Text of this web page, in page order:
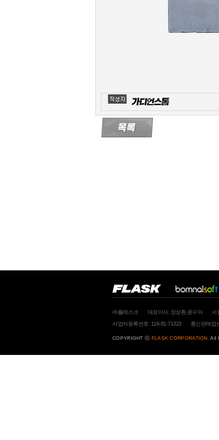
㈜플래스크 대표이사: 장성환,윤수아
서
사업자등록번호: 116-81-71323
통신판매업
COPYRIGHT ⓒ FLASK CORPORATION. All